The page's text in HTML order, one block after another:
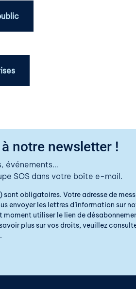
notre newsletter !
événements…
SOS dans votre boîte e-mail.
sont obligatoires. Votre adresse de
envoyer les lettres d’information sur
utiliser le lien de
plus sur vos droits, veuillez
.